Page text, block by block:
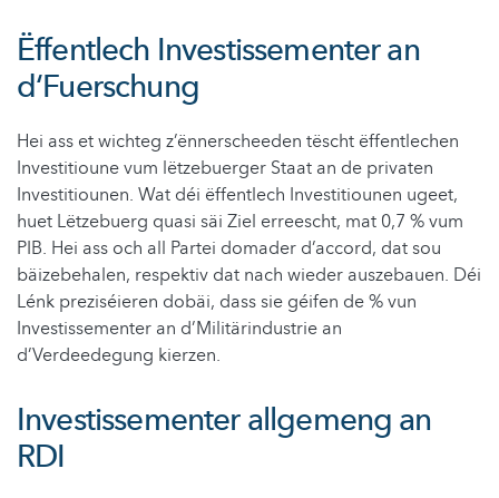
Ëffentlech Investissementer an
d‘Fuerschung
Hei ass et wichteg z’ënnerscheeden tëscht ëffentlechen
Investitioune vum lëtzebuerger Staat an de privaten
Investitiounen. Wat déi ëffentlech Investitiounen ugeet,
huet Lëtzebuerg quasi säi Ziel erreescht, mat 0,7 % vum
PIB. Hei ass och all Partei domader d’accord, dat sou
bäizebehalen, respektiv dat nach wieder auszebauen. Déi
Lénk preziséieren dobäi, dass sie géifen de % vun
Investissementer an d’Militärindustrie an
d’Verdeedegung kierzen.
Investissementer allgemeng an
RDI